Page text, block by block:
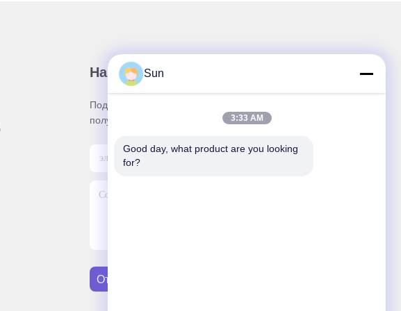
Наш бюллетень
Подпишитесь на нашу информационную рассылку для
получения скидок и прочего.
Отправить Письмо
Sun
3:33 AM
Good day, what product are you looking
for?